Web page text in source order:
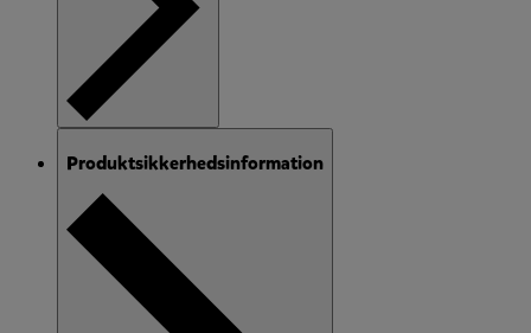
Produktsikkerhedsinformation